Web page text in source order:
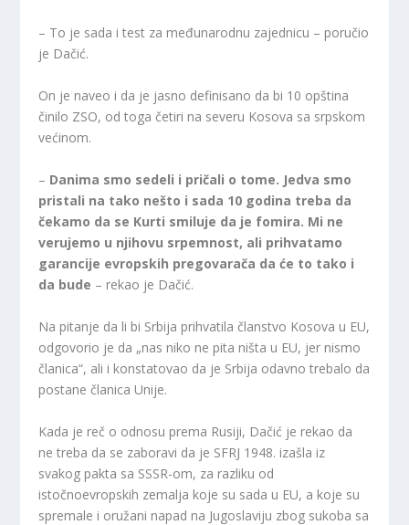
– To je sada i test za međunarodnu zajednicu – poručio
je Dačić.
On je naveo i da je jasno definisano da bi 10 opština
činilo ZSO, od toga četiri na severu Kosova sa srpskom
većinom.
– Danima smo sedeli i pričali o tome. Jedva smo
pristali na tako nešto i sada 10 godina treba da
čekamo da se Kurti smiluje da je fomira. Mi ne
verujemo u njihovu srpemnost, ali prihvatamo
garancije evropskih pregovarača da će to tako i
da bude – rekao je Dačić.
Na pitanje da li bi Srbija prihvatila članstvo Kosova u EU,
odgovorio je da „nas niko ne pita ništa u EU, jer nismo
članica“, ali i konstatovao da je Srbija odavno trebalo da
postane članica Unije.
Kada je reč o odnosu prema Rusiji, Dačić je rekao da
ne treba da se zaboravi da je SFRJ 1948. izašla iz
svakog pakta sa SSSR-om, za razliku od
istočnoevropskih zemalja koje su sada u EU, a koje su
spremale i oružani napad na Jugoslaviju zbog sukoba sa